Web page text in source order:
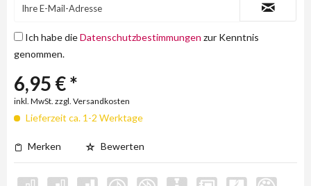
Ich habe dieDatenschutzbestimmungen zur Kenntnis
genommen.
6,95 € *
inkl. MwSt. zzgl. Versandkosten
Lieferzeit ca. 1-2 Werktage
Merken Bewerten